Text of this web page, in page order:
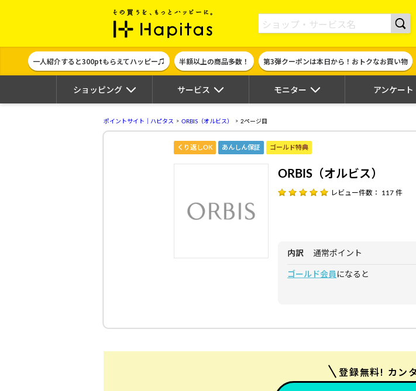
ポイント貯めて現金やギフト券に交換できるポイントサイト | ハ
一人紹介すると300ptもらえてハッピー♫ 半額以上の商品多数！ 第3弾クーポンは本日から！おトクなお買い物
ショッピング サービス モニター アンケート
ポイントサイト｜ハピタス ORBIS（オルビス） 2ページ目
くり返しOK あんしん保証 ゴールド特典
ORBIS（オルビス）
レビュー件数： 117 件
内訳 通常ポイント
ゴールド会員 になると
登録無料! カン